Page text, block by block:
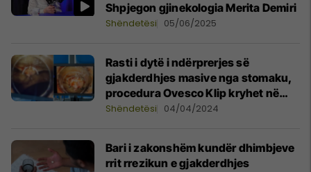
Shpjegon gjinekologia Merita Demiri
Shëndetësi 05/06/2025
Rasti i dytë i ndërprerjes së
gjakderdhjes masive nga stomaku,
procedura Ovesco Klip kryhet në
Klinikën e Gastroenterologjisë
Shëndetësi 04/04/2024
Bari i zakonshëm kundër dhimbjeve
rrit rrezikun e gjakderdhjes